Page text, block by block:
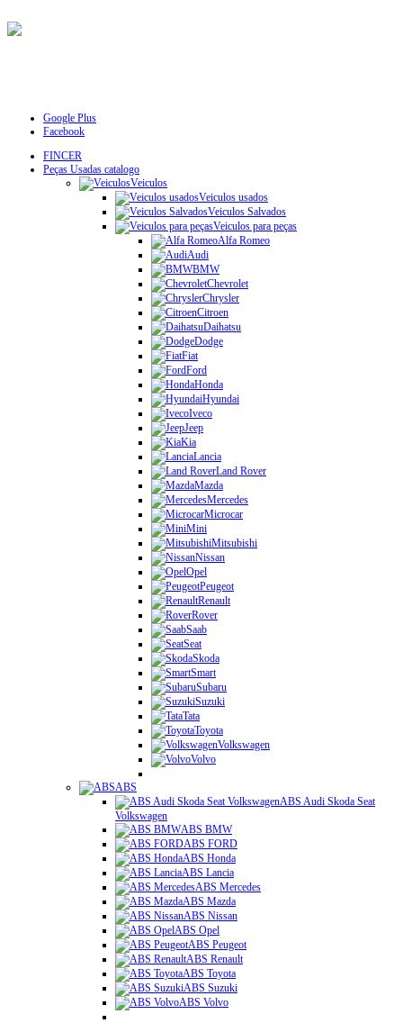
Google Plus
Facebook
FINCER
Peças Usadas catalogo
Veiculos
Veiculos usados
Veiculos Salvados
Veiculos para peças
Alfa Romeo
Audi
BMW
Chevrolet
Chrysler
Citroen
Daihatsu
Dodge
Fiat
Ford
Honda
Hyundai
Iveco
Jeep
Kia
Lancia
Land Rover
Mazda
Mercedes
Microcar
Mini
Mitsubishi
Nissan
Opel
Peugeot
Renault
Rover
Saab
Seat
Skoda
Smart
Subaru
Suzuki
Tata
Toyota
Volkswagen
Volvo
ABS
ABS Audi Skoda Seat
Volkswagen
ABS BMW
ABS FORD
ABS Honda
ABS Lancia
ABS Mercedes
ABS Mazda
ABS Nissan
ABS Opel
ABS Peugeot
ABS Renault
ABS Toyota
ABS Suzuki
ABS Volvo